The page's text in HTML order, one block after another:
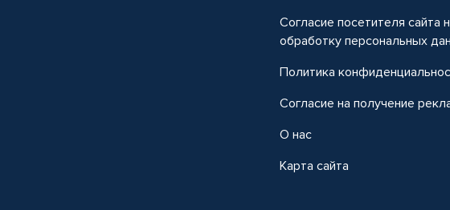
Согласие посетителя сайта
обработку персональных
Политика
Согласие на получение
О нас
Карта сайта